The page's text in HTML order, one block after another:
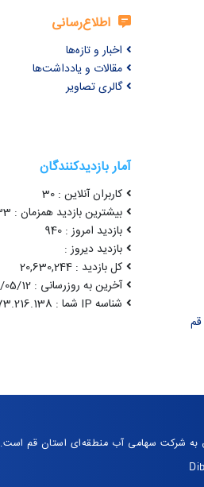
اطلاع‌رسانی
اخبار و تازه‌ها
مقالات و یادداشت‌ها
گالری تصاویر
آمار بازدیدکنندگان
کاربران آنلاین : 30
بیشترین بازدید همزمان : 1333
بازدید امروز : 940
بازدید دیروز :
کل بازدید : 20,630,244
آخرین به روزرسانی : 1405/05/12 11:40:12
شناسه IP شما : 216.73.216.138
شرکت سهامی آب منطقه‌ای استان قم است.